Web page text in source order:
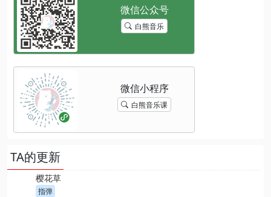
白熊音乐
白熊音乐课
TA的更新
樱花草
指弹